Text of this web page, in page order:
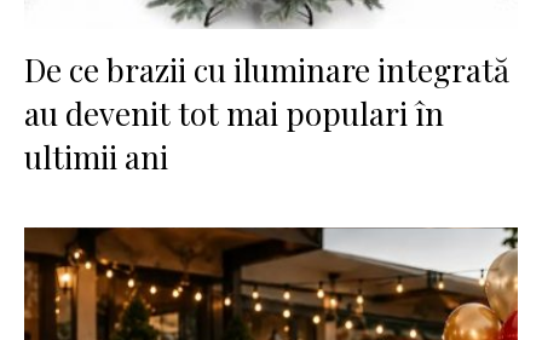
De ce brazii cu iluminare integrată
au devenit tot mai populari în
ultimii ani